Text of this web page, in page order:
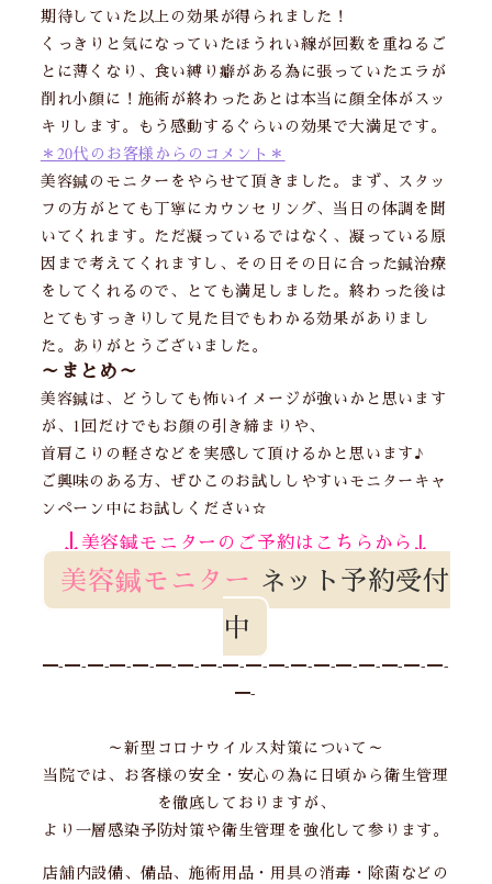
期待していた以上の効果が得られました！
くっきりと気になっていたほうれい線が回数を重ねるご
とに薄くなり、食い縛り癖がある為に張っていたエラが
削れ小顔に！施術が終わったあとは本当に顔全体がスッ
キリします。もう感動するぐらいの効果で大満足です。
＊20代のお客様からのコメント＊
美容鍼のモニターをやらせて頂きました。まず、スタッ
フの方がとても丁寧にカウンセリング、当日の体調を聞
いてくれます。ただ凝っているではなく、凝っている原
因まで考えてくれますし、その日その日に合った鍼治療
をしてくれるので、とても満足しました。終わった後は
とてもすっきりして見た目でもわかる効果がありまし
た。ありがとうございました。
～まとめ～
美容鍼は、どうしても怖いイメージが強いかと思います
が、1回だけでもお顔の引き締まりや、
首肩こりの軽さなどを実感して頂けるかと思います♪
ご興味のある方、ぜひこのお試ししやすいモニターキャ
ンペーン中にお試しください☆
↓美容鍼モニターのご予約はこちらから ↓
美容鍼モニター ネット予約受付
中
━-━-━-━-━-━-━-━-━-━-━-━-━-━-━-━-━-━-
━-
～新型コロナウイルス対策について～
当院では、お客様の安全・安心の為に日頃から衛生管理
を徹底しておりますが、
より一層感染予防対策や衛生管理を強化して参ります。
店舗内設備、備品、施術用品・用具の消毒・除菌などの